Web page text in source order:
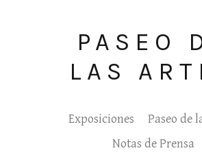
PASEO
LAS
Exposiciones
Paseo de
Notas de Prensa